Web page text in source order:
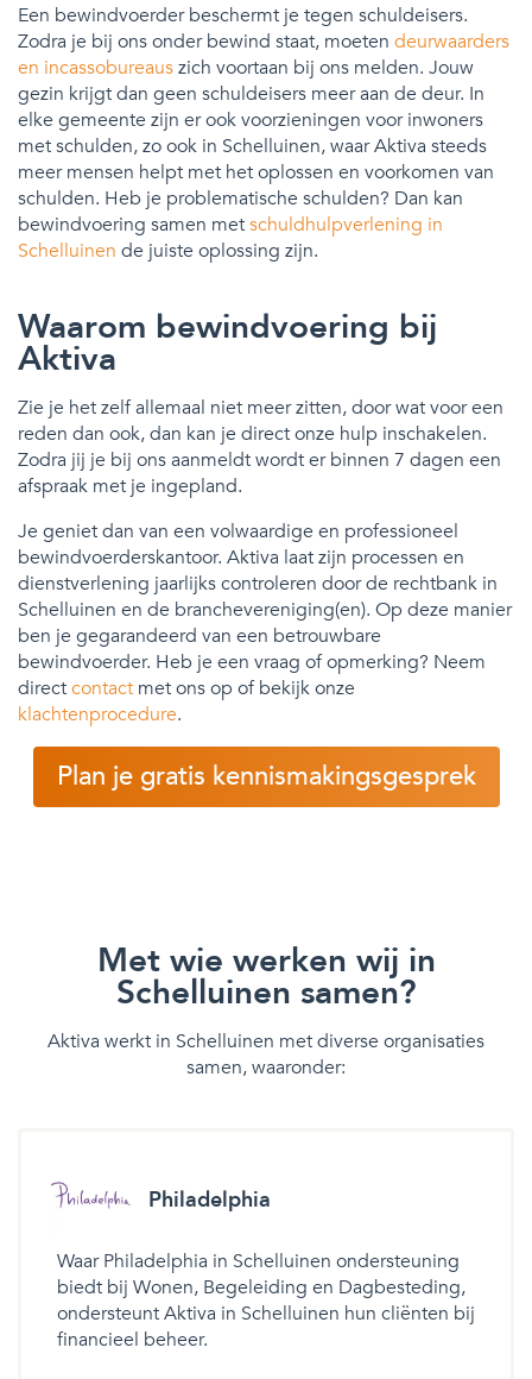
Een bewindvoerder beschermt je tegen schuldeisers.
Zodra je bij ons onder bewind staat, moeten deurwaarders
en incassobureauszich voortaan bij ons melden. Jouw
gezin krijgt dan geen schuldeisers meer aan de deur. In
elke gemeente zijn er ook voorzieningen voor inwoners
met schulden, zo ook in Schelluinen, waar Aktiva steeds
meer mensen helpt met het oplossen en voorkomen van
schulden. Heb je problematische schulden? Dan kan
bewindvoering samen metschuldhulpverlening in
Schelluinen de juiste oplossing zijn.
Waarom bewindvoering bij
Aktiva
Zie je het zelf allemaal niet meer zitten, door wat voor een
reden dan ook, dan kan je direct onze hulp inschakelen.
Zodra jij je bij ons aanmeldt wordt er binnen 7 dagen een
afspraak met je ingepland.
Je geniet dan van een volwaardige en professioneel
bewindvoerderskantoor. Aktiva laat zijn processen en
dienstverlening jaarlijks controleren door de rechtbank in
Schelluinen en de branchevereniging(en). Op deze manier
ben je gegarandeerd van een betrouwbare
bewindvoerder. Heb je een vraag of opmerking? Neem
directcontact met ons op of bekijk onze
klachtenprocedure.
Plan je gratis kennismakingsgesprek
Met wie werken wij in
Schelluinen samen?
Aktiva werkt in Schelluinen met diverse organisaties
samen, waaronder:
Philadelphia
Waar Philadelphia in Schelluinen ondersteuning
biedt bij Wonen, Begeleiding en Dagbesteding,
ondersteunt Aktiva in Schelluinen hun cliënten bij
financieel beheer.